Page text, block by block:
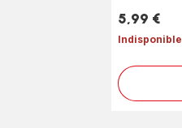
Prix
5,99 €
Indisponible